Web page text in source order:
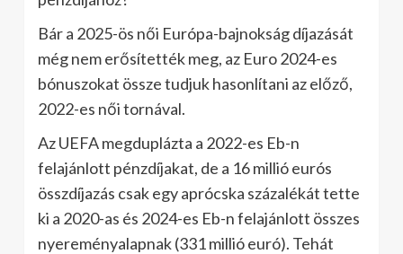
Bár a 2025-ös női Európa-bajnokság díjazását
még nem erősítették meg, az Euro 2024-es
bónuszokat össze tudjuk hasonlítani az előző,
2022-es női tornával.
Az UEFA megduplázta a 2022-es Eb-n
felajánlott pénzdíjakat, de a 16 millió eurós
összdíjazás csak egy aprócska százalékát tette
ki a 2020-as és 2024-es Eb-n felajánlott összes
nyereményalapnak (331 millió euró). Tehát